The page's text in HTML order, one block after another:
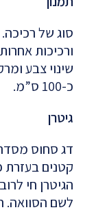
סוג של
ורכיכות
שינוי צבע
כ-100 ס”מ.
גיטרן
דג סחוס
קטנים בעזרת
הגיטרן חי
לשם הסוואה.